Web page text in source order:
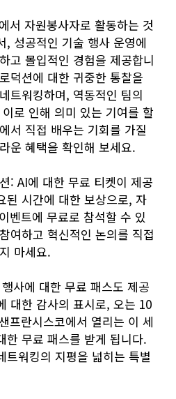
서 자원봉사자로 활동하는 것
, 성공적인 기술 행사 운영에
고 몰입적인 경험을 제공합니
덕션에 대한 귀중한 통찰을
트워킹하며, 역동적인 팀의
로 인해 의미 있는 기여를 할
서 직접 배우는 기회를 가질
운 혜택을 확인해 보세요.
: AI에 대한 무료 티켓이 제공
된 시간에 대한 보상으로, 자
벤트에 무료로 참석할 수 있
여하고 혁신적인 논의를 직접
마세요.
사에 대한 무료 패스도 제공
대한 감사의 표시로, 오는 10
프란시스코에서 열리는 이 세
한 무료 패스를 받게 됩니다.
트워킹의 지평을 넓히는 특별